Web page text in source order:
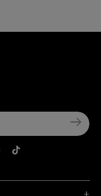
LInkedIn
Belkin Youtube
Belkin